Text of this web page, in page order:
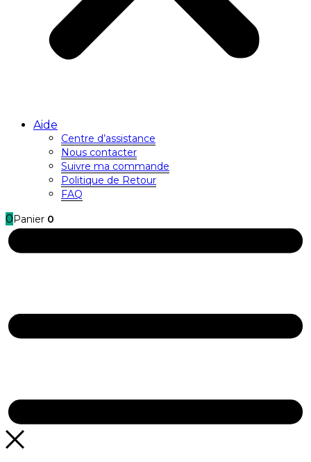
Aide
Centre d’assistance
Nous contacter
Suivre ma commande
Politique de Retour
FAQ
0 Panier 0